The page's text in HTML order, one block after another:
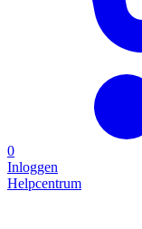
0
Inloggen
Helpcentrum